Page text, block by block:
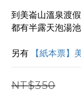
到美崙山溫泉渡
都有半露天泡湯
另有 【紙本票】
NT$350